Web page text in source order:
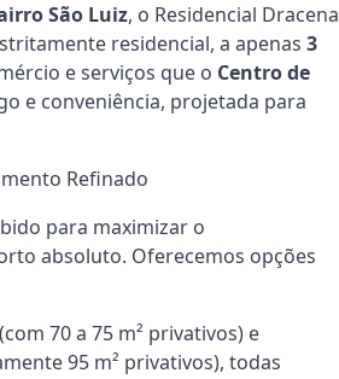
São Luiz, o Residencial Dracena
residencial, a apenas 3
e serviços que o Centro de
e conveniência, projetada para
Refinado
para maximizar o
absoluto. Oferecemos opções
(com 70 a 75 m² privativos) e
95 m² privativos), todas